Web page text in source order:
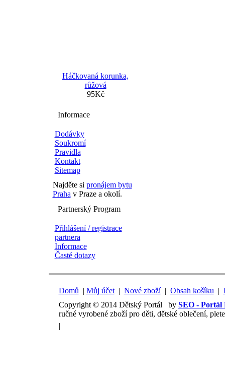
Háčkovaná korunka,
růžová
95Kč
Informace
Dodávky
Soukromí
Pravidla
Kontakt
Sitemap
Najděte si pronájem bytu
Praha v Praze a okolí.
Partnerský Program
Přihlášení / registrace
partnera
Informace
Časté dotazy
Domů | Můj účet| Nové zboží| Obsah košíku |
Copyright © 2014 Dětský Portál by SEO -
ručné vyrobené zboží pro děti, dětské oblečení,
|